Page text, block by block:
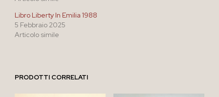
Libro Liberty In Emilia 1988
5 Febbraio 2025
Articolo simile
PRODOTTI CORRELATI